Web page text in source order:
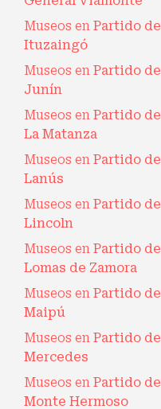
Museos en Partido de
Ituzaingó
Museos en Partido de
Junín
Museos en Partido de
La Matanza
Museos en Partido de
Lanús
Museos en Partido de
Lincoln
Museos en Partido de
Lomas de Zamora
Museos en Partido de
Maipú
Museos en Partido de
Mercedes
Museos en Partido de
Monte Hermoso